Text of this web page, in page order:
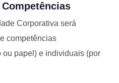
Corporativa será
competências
papel) e individuais (por